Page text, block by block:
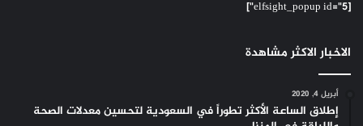
[elfsight_popup id="5"]
الاخبار الاكثر مشاهدة
أبريل 4, 2020
إطلاق الساعة الأكثر تطوراً في السعودية لتحسين معدلات الصحة